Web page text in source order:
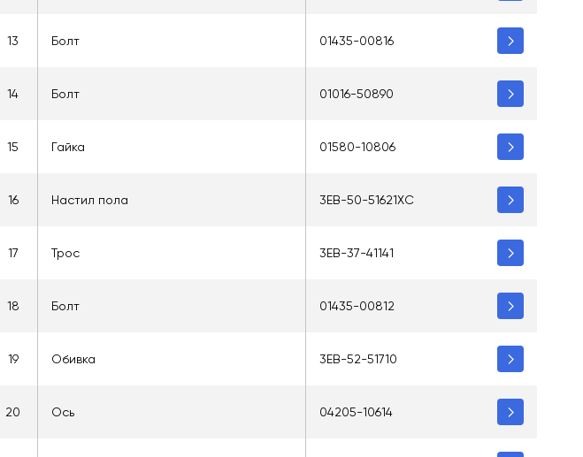
13 Болт 01435-00816
14 Болт 01016-50890
15 Гайка 01580-10806
16 Настил пола 3EB-50-51621XC
17 Трос 3EB-37-41141
18 Болт 01435-00812
19 Обивка 3EB-52-51710
20 Ось 04205-10614